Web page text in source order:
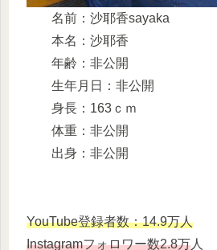
名前：沙耶香sayaka
本名：沙耶香
年齢：非公開
生年月日：非公開
身長：163ｃｍ
体重：非公開
出身：非公開
YouTube登録者数：14.9万人
Instagramフォロワー数2.8万人